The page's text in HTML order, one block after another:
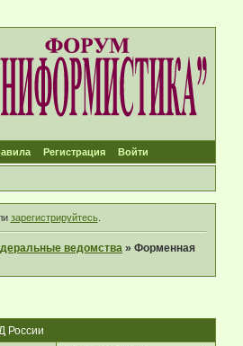
Регистрация Войти
зарегистрируйтесь.
ведомства »Форменная
России